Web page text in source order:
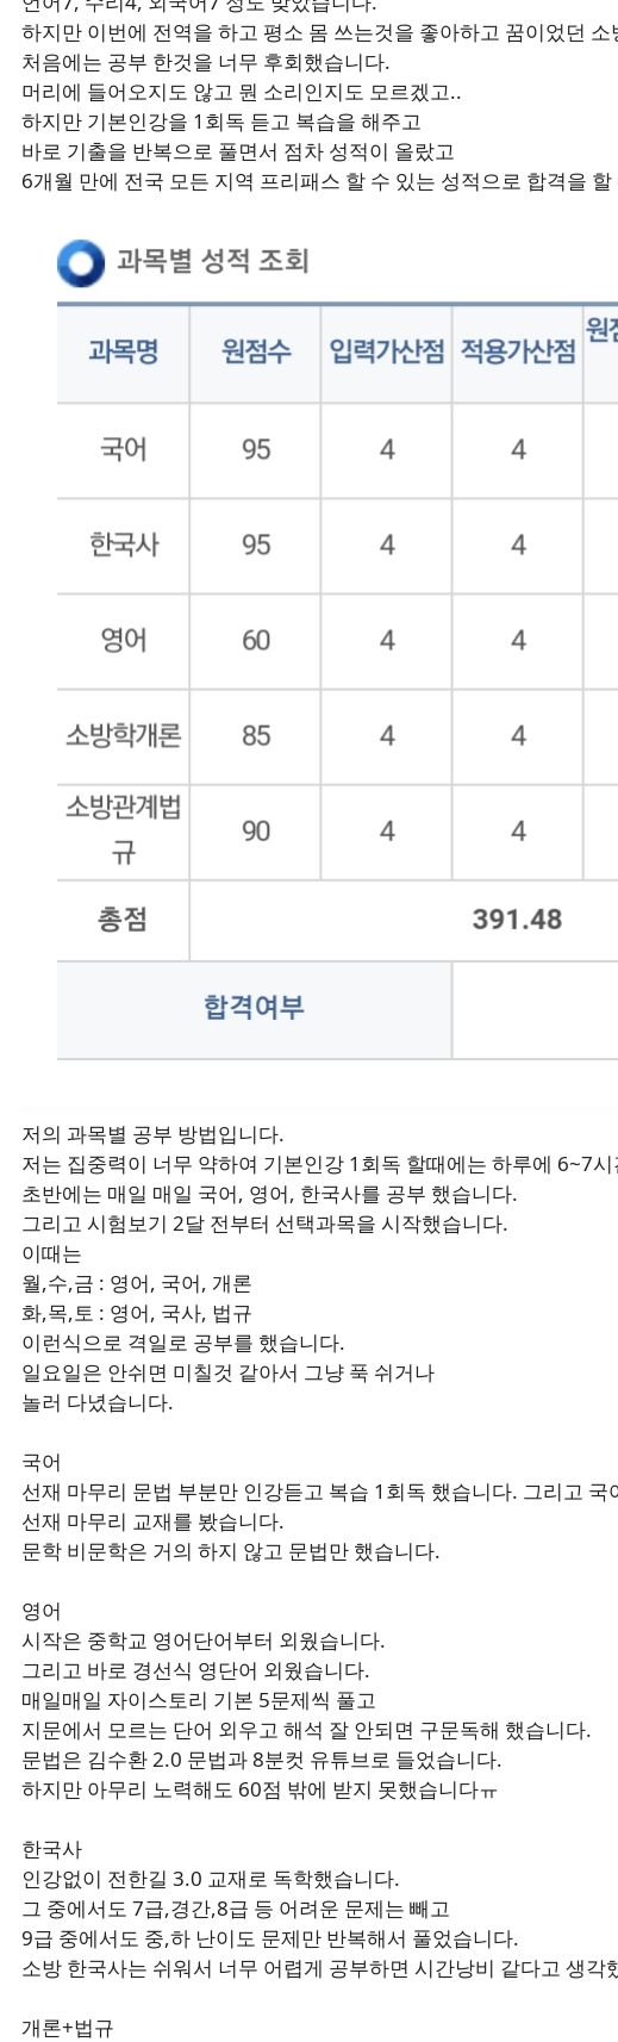
하지만 이번에 전역을 하고 평소 몸 쓰는것을 좋아하고 꿈이었던
처음에는 공부 한것을 너무 후회했습니다.
머리에 들어오지도 않고 뭔 소리인지도 모르겠고..
하지만 기본인강을 1회독 듣고 복습을 해주고
바로 기출을 반복으로 풀면서 점차 성적이 올랐고
6개월 만에 전국 모든 지역 프리패스 할 수 있는 성적으로 합격을
저의 과목별 공부 방법입니다.
저는 집중력이 너무 약하여 기본인강 1회독 할때에는 하루에 6~7
초반에는 매일 매일 국어, 영어, 한국사를 공부 했습니다.
그리고 시험보기 2달 전부터 선택과목을 시작했습니다.
이때는
월,수,금 : 영어, 국어, 개론
화,목,토 : 영어, 국사, 법규
이런식으로 격일로 공부를 했습니다.
일요일은 안쉬면 미칠것 같아서 그냥 푹 쉬거나
놀러 다녔습니다.
국어
선재 마무리 문법 부분만 인강듣고 복습 1회독 했습니다. 그리고
선재 마무리 교재를 봤습니다.
문학 비문학은 거의 하지 않고 문법만 했습니다.
영어
시작은 중학교 영어단어부터 외웠습니다.
그리고 바로 경선식 영단어 외웠습니다.
매일매일 자이스토리 기본 5문제씩 풀고
지문에서 모르는 단어 외우고 해석 잘 안되면 구문독해 했습니다.
문법은 김수환 2.0 문법과 8분컷 유튜브로 들었습니다.
하지만 아무리 노력해도 60점 밖에 받지 못했습니다ㅠ
한국사
인강없이 전한길 3.0 교재로 독학했습니다.
그 중에서도 7급,경간,8급 등 어려운 문제는 빼고
9급 중에서도 중,하 난이도 문제만 반복해서 풀었습니다.
소방 한국사는 쉬워서 너무 어렵게 공부하면 시간낭비 같다고 생
개론+법규